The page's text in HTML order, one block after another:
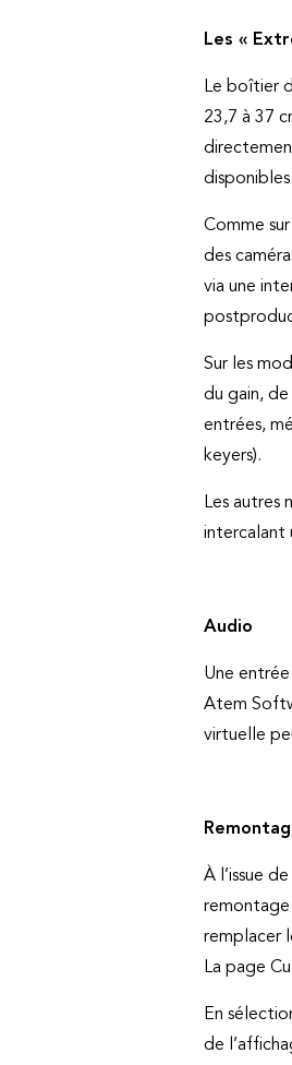
Les «
Le boîtier
23,7 à 37
disponibles.
Comme
des
via une
Sur les
du gain,
entrées,
keyers).
Les autres
intercalant
Audio
Une
Atem
virtuelle
À l’issue
remontage
remplacer
La page
En
de